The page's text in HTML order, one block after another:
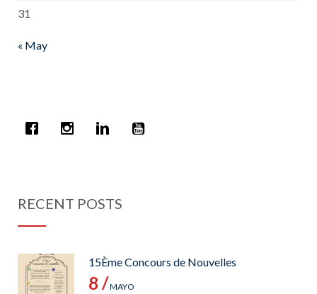
31
« May
RECENT POSTS
15Ème Concours de Nouvelles
8 /MAYO